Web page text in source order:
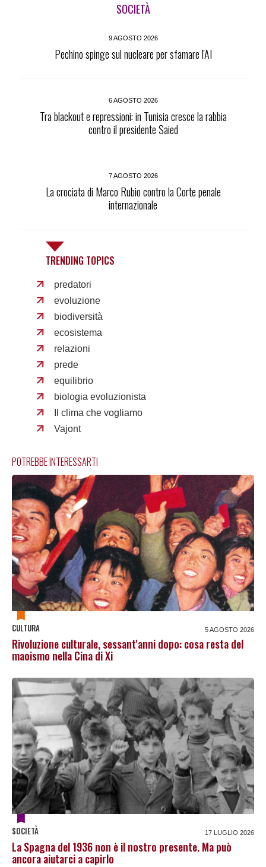
SOCIETÀ
9 AGOSTO 2026
Pechino spinge sul nucleare per sfamare l'AI
6 AGOSTO 2026
Tra blackout e repressioni: in Tunisia cresce la rabbia
contro il presidente Saied
7 AGOSTO 2026
La crociata di Marco Rubio contro la Corte penale
internazionale
TRENDING TOPICS
predatori
evoluzione
biodiversità
ecosistema
relazioni
prede
equilibrio
biologia evoluzionista
Il clima che vogliamo
Vajont
POTREBBE INTERESSARTI
CULTURA 5 AGOSTO 2026
Rivoluzione culturale, sessant'anni dopo: cosa resta del
maoismo nella Cina di Xi
SOCIETÀ 17 LUGLIO 2026
La Spagna del 1936 non è il nostro presente. Ma può
ancora aiutarci a capirlo